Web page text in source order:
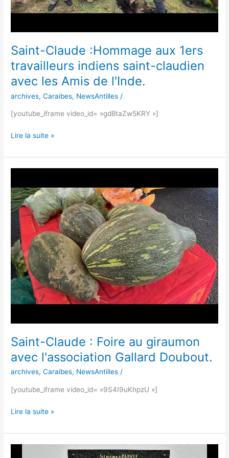
Saint-Claude :Hommage aux 1ers
travailleurs indiens saint-claudien
avec les Amis de l'Inde.
archives,Caraibes, NewsAntilles /
[youtube_iframe video_id= »gd8taZw5KRY »]
Amis
Lire la suite »
Saint-Claude : Foire au giraumon
avec l'association Gallard Doubout.
archives,Caraibes, NewsAntilles /
[youtube_iframe video_id= »9S4I9uKhpzU »]
:
Foire
au
giraumon
avec
l'association
Gallard
Doubout.
Lire la suite »